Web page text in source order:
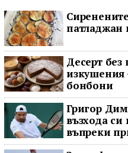
патладжан
Десерт без
изкушения
бонбони
Григор
възхода си
въпреки